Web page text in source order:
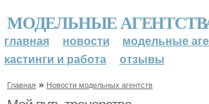
МОДЕЛЬНЫЕ
главная новости
модельные
кастинги и работа
отзывы
Главная » Новости модельных агентств